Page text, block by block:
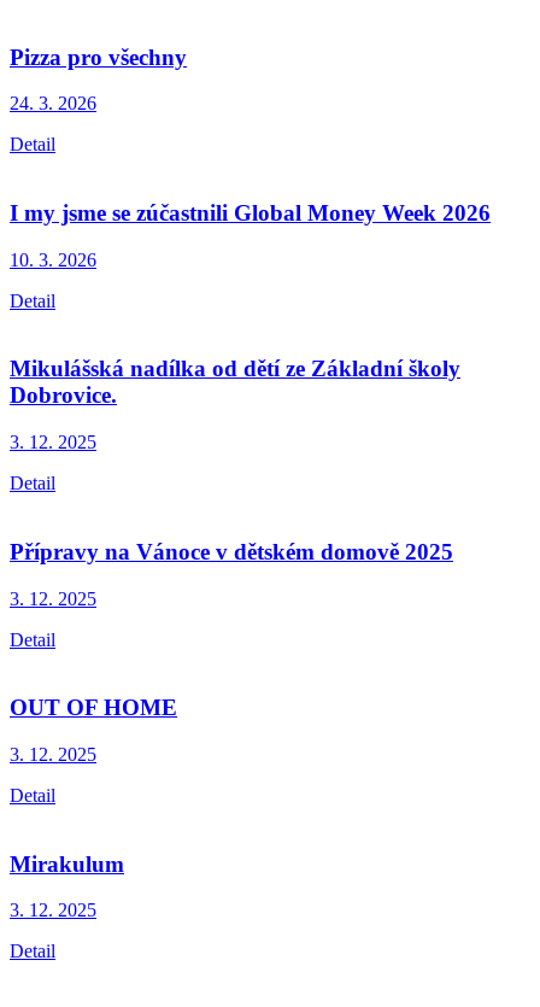
Pizza pro všechny
24. 3. 2026
Detail
I my jsme se zúčastnili Global Money Week 2026
10. 3. 2026
Detail
Mikulášská nadílka od dětí ze Základní školy
Dobrovice.
3. 12. 2025
Detail
Přípravy na Vánoce v dětském domově 2025
3. 12. 2025
Detail
OUT OF HOME
3. 12. 2025
Detail
Mirakulum
3. 12. 2025
Detail